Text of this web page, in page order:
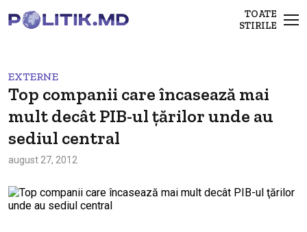
TOATE
STIRILE
EXTERNE
Top companii care încasează mai
mult decât PIB-ul ţărilor unde au
sediul central
august 27, 2012